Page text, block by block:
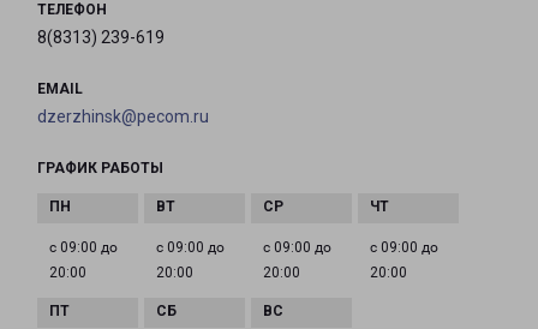
ТЕЛЕФОН
8(8313) 239-619
EMAIL
dzerzhinsk@pecom.ru
ГРАФИК РАБОТЫ
с 09:00 до
20:00
с 09:00 до
20:00
с 09:00 до
20:00
с 09:00 до
20:00